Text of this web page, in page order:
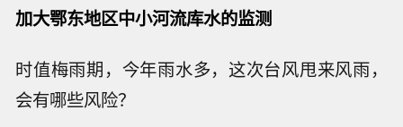
加大鄂东地区中小河流库水的监测
时值梅雨期，今年雨水多，这次台风甩来风雨，
会有哪些风险？